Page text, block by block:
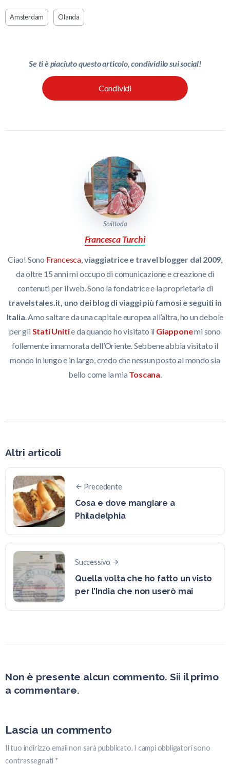
Amsterdam Olanda
Se ti è piaciuto questo articolo, condividilo sui social!
Condividi
Scritto da
Francesca Turchi
Ciao! Sono Francesca viaggiatrice e travel blogger dal 2009
da oltre 15 anni mi occupo di comunicazione e creazione di
contenuti per il web. Sono la fondatrice e la proprietaria di
travelstales.it, uno dei blog di viaggi più famosi e seguiti in
Italia . Amo saltare da una capitale europea all’altra, ho un debole
per gli Stati Unitie da quando ho visitato il Giapponemi sono
follemente innamorata dell’Oriente. Sebbene abbia visitato il
mondo in lungo e in largo, credo che nessun posto al mondo sia
bello come la mia Toscana
Altri articoli
Precedente
Cosa e dove mangiare a
Philadelphia
Successivo
Quella volta che ho fatto un visto
per l’India che non userò mai
Non è presente alcun commento. Sii il primo
a commentare.
Lascia un commento
Il tuo indirizzo email non sarà pubblicato. I campi obbligatori sono
contrassegnati *